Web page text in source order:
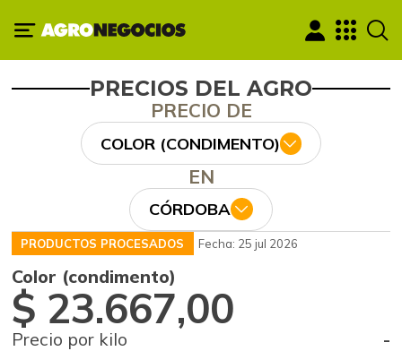
PRECIOS DEL AGRO
PRECIO DE
COLOR (CONDIMENTO)
EN
CÓRDOBA
PRODUCTOS PROCESADOS Fecha: 25 jul 2026
Color (condimento)
$ 23.667,00
Precio por kilo -